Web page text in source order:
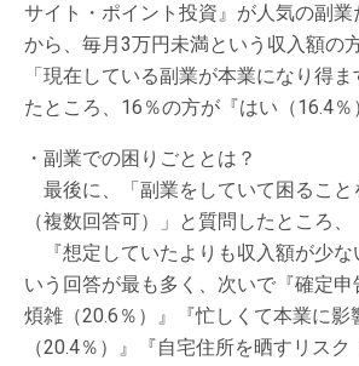
サイト・ポイント投資』が人気の副業
から、毎月3万円未満という収入額の
「現在している副業が本業になり得
たところ、16％の方が『はい（16.4％
・副業での困りごととは？
最後に、「副業をしていて困ること
（複数回答可）」と質問したところ、
『想定していたよりも収入額が少な
いう回答が最も多く、次いで『確定
煩雑（20.6％）』『忙しくて本業に影
（20.4％）』『自宅住所を晒すリス